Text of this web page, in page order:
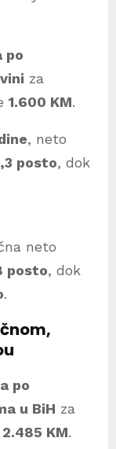
po
za
1.600 KM.
, neto
posto, dok
neto
posto, dok
.
po
u BiH za
2.485 KM.